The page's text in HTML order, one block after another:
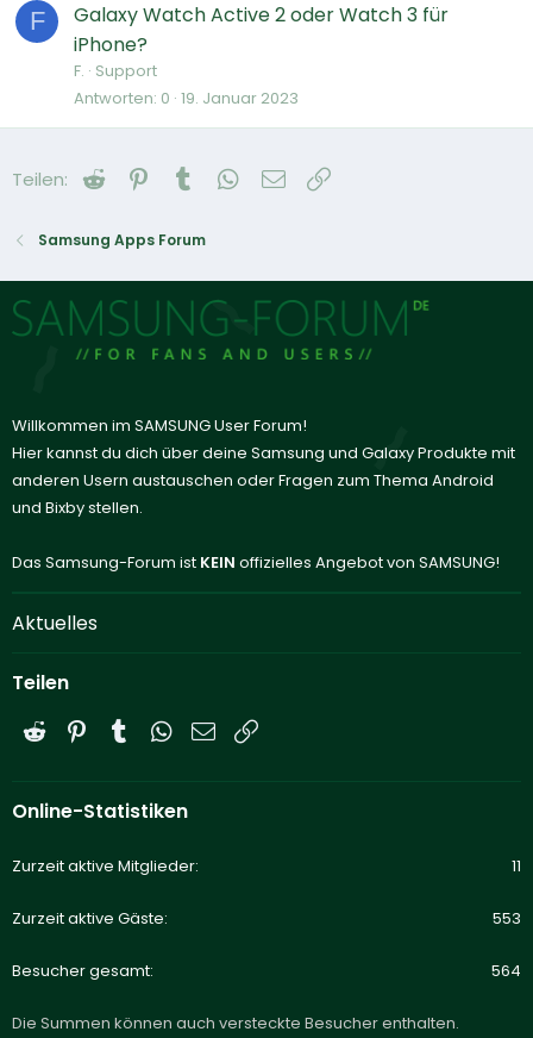
F
Galaxy Watch Active 2 oder Watch 3 für
iPhone?
F. Support
Antworten 0 19. Januar 2023
Teilen: Reddit Pinterest
Tumblr WhatsApp
E-Mail
Samsung Apps Forum
Willkommen im SAMSUNG User Forum!
Hier kannst du dich über deine Samsung und Galaxy Produkte mit
anderen Usern austauschen oder Fragen zum Thema Android
und Bixby stellen.
Das Samsung-Forum ist KEIN offizielles Angebot von SAMSUNG!
Aktuelles
Teilen
Reddit PinterestTumblrWhatsApp
E-Mail
Online-Statistiken
Zurzeit aktive Mitglieder 11
Zurzeit aktive Gäste 553
Besucher gesamt 564
Die Summen können auch versteckte Besucher enthalten.